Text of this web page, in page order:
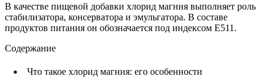
В качестве пищевой добавки хлорид магния выполняет роль
стабилизатора, консерватора и эмульгатора. В составе
продуктов питания он обозначается под индексом Е511.
Содержание
Что такое хлорид магния: его особенности